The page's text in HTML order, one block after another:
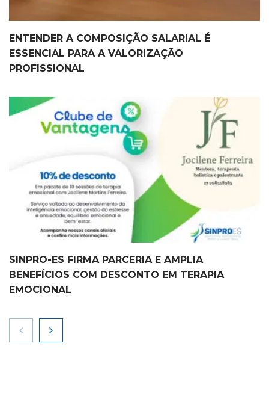
ENTENDER A COMPOSIÇÃO SALARIAL É
ESSENCIAL PARA A VALORIZAÇÃO
PROFISSIONAL
SINPRO-ES FIRMA PARCERIA E AMPLIA
BENEFÍCIOS COM DESCONTO EM TERAPIA
EMOCIONAL